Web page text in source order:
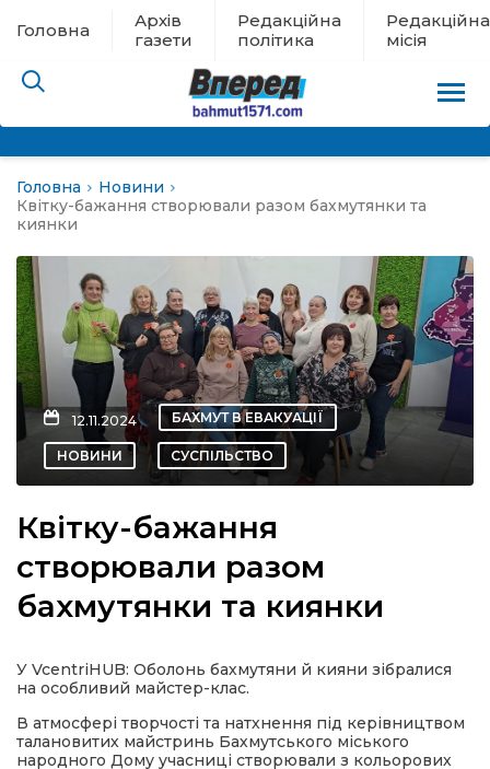
Головна
Архів
газети
Редакційна
політика
Редакційна
місія
евакуації
новини
політика
Головна
Новини
Квітку-бажання створювали разом бахмутянки та
киянки
12.11.2024 БАХМУТ В ЕВАКУАЦІЇ
НОВИНИ СУСПІЛЬСТВО
Квітку-бажання
створювали разом
бахмутянки та киянки
У VcentriHUB: Оболонь бахмутяни й кияни зібралися
на особливий майстер-клас.
В атмосфері творчості та натхнення під керівництвом
талановитих майстринь Бахмутського міського
народного Дому учасниці створювали з кольорових